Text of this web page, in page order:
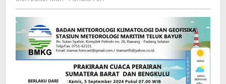
Feri